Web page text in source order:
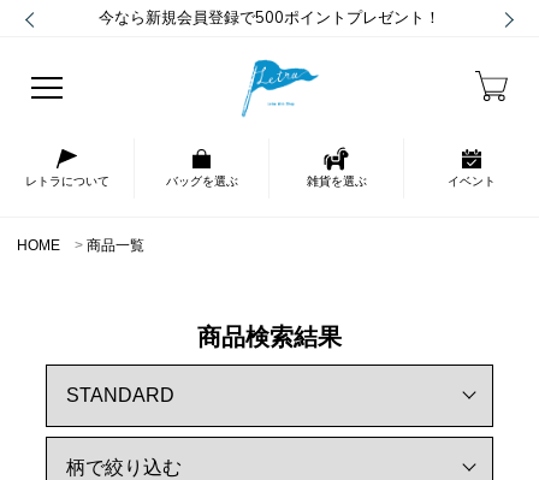
今なら新規会員登録で500ポイントプレゼント！
レトラについて バッグを選ぶ 雑貨を選ぶ イベント
HOME 商品一覧
商品検索結果